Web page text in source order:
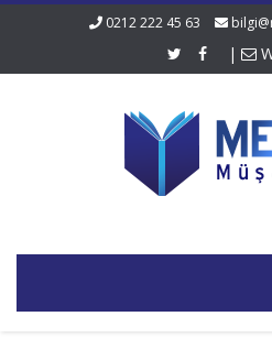
0212 222 45 63
|